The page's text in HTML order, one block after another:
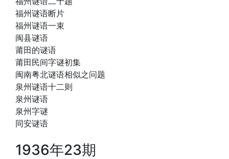
福州谜语断片
福州谜语一束
闽县谜语
莆田的谜语
莆田民间字谜初集
闽南粤北谜语相似之问题
泉州谜语十二则
泉州谜语
泉州字谜
同安谜语
1936年23期